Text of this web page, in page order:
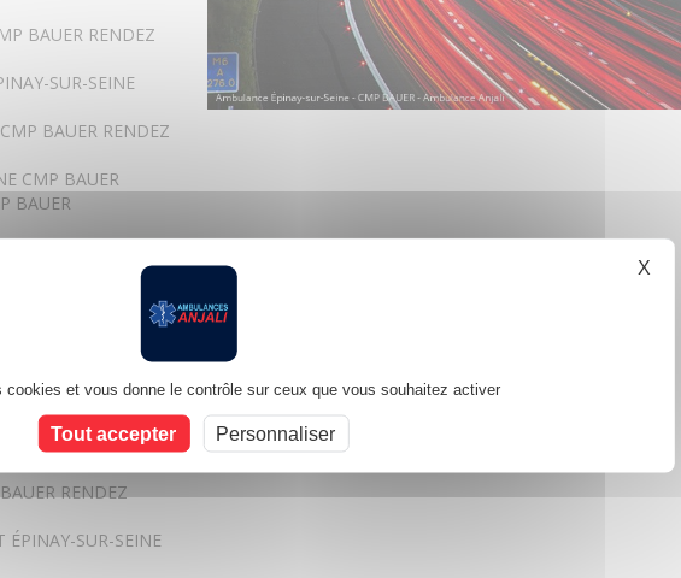
BAUER RENDEZ
SUR-SEINE
BAUER RENDEZ
CMP BAUER
BAUER
BAUER
ÉPINAY-
SEINE CMP
SEINE CMP BAUER
RENDEZ
SUR-SEINE
cookies et vous donne le contrôle sur ceux que vous souhaitez activer
Tout accepter Personnaliser
X